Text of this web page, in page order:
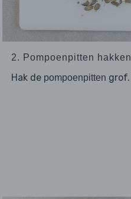
2. Pompoenpitten hakken
Hak de pompoenpitten grof.